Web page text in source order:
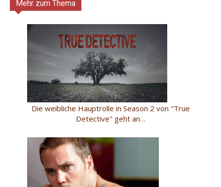
Mehr zum Thema
Die weibliche Hauptrolle in Season 2 von "True
Detective" geht an…